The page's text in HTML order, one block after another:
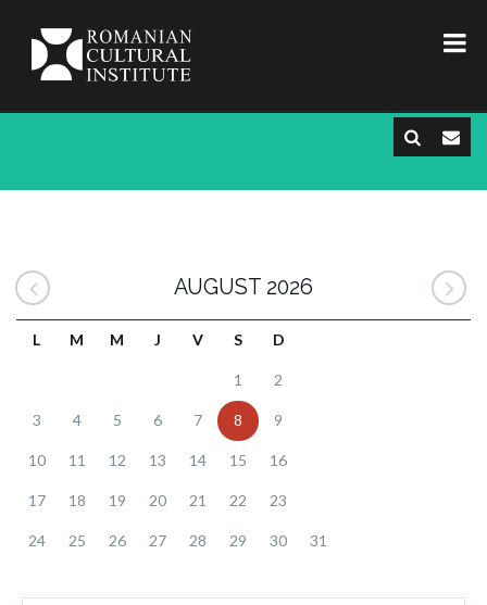
AUGUST 2026
L M M J V S D
1 2
3 4 5 6 7 8 9
10 11 12 13 14 15 16
17 18 19 20 21 22 23
24 25 26 27 28 29 30 31